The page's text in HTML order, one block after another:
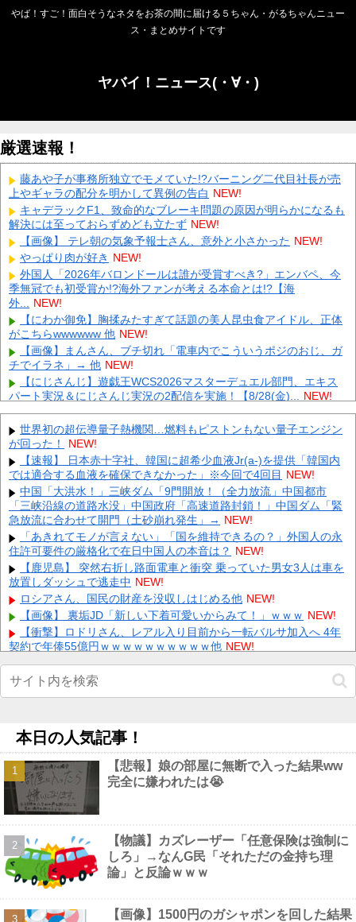
やば！すご！面白そうなネタをお茶の間に届ける５ちゃん・がるちゃんニュー
ス・まとめサイトです
ヤバイ！ニュース(・∀・)
厳選速報！
藤あや子が事務所独立でモメていた!?バーニング二代目社長が売
上やギャラの配分を明かして異例の告白 NEW!
キャデラックF1、致命的なブレーキ問題の原因が明らかになるも
解決には至っておらずめども立たず NEW!
【画像】 テレ朝の気象予報士さん、意外と小さかった NEW!
やっぱり肉が好き NEW!
外国人「2026年バロンドールは誰が受賞すべき?」エンバペ、今
季無冠でも初受賞か!?海外ファンが考える本命とは!?【海
外... NEW!
【にわか御免】胸揉みたすぎて話題の美人昆虫食アイドル、正体
がこちらwwwwww 他 NEW!
【画像】まんさん、ブチ切れ「電車内でこういうポジのおじ、ガ
チでイラネ」→ 他 NEW!
【にじさんじ】遊戯王WCS2026マスターデュエル部門、エキス
パート実況＆にじさんじ実況の2配信を実施！【8/28(金)... NEW!
PS5/その他「ルーンファクトリー6」発表か？24日20時～最新情
報を告知する20周年記念放送を実施 他 NEW!
昨日のE-楽天のサヨナラエラーｗｗｗｗｗｗｗｗｗｗｗｗ 他
NEW!
左翼市民団体、広島では通用せず「人殺しの汚い足で広島の土を
踏むな！」→広島県民「お前らの方が汚いんじゃ！」「ワシらが広
島... NEW!
会社「君、転勤ね」→ 男性社員「それなら妻のほうが稼ぎいいん
で辞めます」⇒ 結果・・・ NEW!
【ネット騒然】 元ジャンポケ斉藤の妻、夫の求刑7年翌日にイン
スタ更新！その内容がガチでヤバすぎる… NEW!
【悲報】 とにかくヤりたくてブスと付き合ったらｗｗｗｗｗｗｗ
ｗｗｗｗｗｗｗｗ NEW!
【悲報】 マイナ保険証のクソぶり、バレるｗｗｗｗｗｗｗｗｗ
NEW!
Powered by livedoor 相互RSS
世界初の超伝導量子熱機関…燃料もピストンもない量子エンジン
が回った！
NEW!
【速報】 日本赤十字社、韓国に超希少血液Jr(a-)を提供「韓国内
では適合する血液を確保できなかった」※今回で4回目 NEW!
中国「大洪水！」三峡ダム「9門開放！（全力放流」中国都市
「三峡沿線の道路水没」中国政府「高速道路封鎖！」中国ダム「緊
急放流に合わせて開門（土砂崩れ発生」→ NEW!
「あきれてモノが言えない」「国を維持できるの？」外国人の永
住許可要件の厳格化で在日中国人の本音は？ NEW!
【鹿児島】 突然右折し路面電車と衝突 乗っていた男女3人は車を
放置しダッシュで逃走中 NEW!
ロシアさん、国民の財産を没収しはじめる他 NEW!
【画像】 裏垢JD「新しい下着可愛いからみて！」ｗｗｗ NEW!
【衝撃】ロドリさん、レアル入り目前から一転バルサ加入へ 4年
契約で年俸55億円ｗｗｗｗｗｗｗｗｗｗ他 NEW!
【動画】 姫路のイベントで胸チラ NEW!
妻と一緒に中学の卒アルを見ていた夫さん、妻にとんでもない秘
密をバレて震える・・・他 NEW!
「私は入りません、 事故起こさなきゃいい」と保険加入を勧めら
れた推し活民が反発、保険代が勿体無いし事故起こしたとして……
他 NEW!
【COBRA】ストームコレクティブルズ「コブラ スペシャルエデ
ィション」アクションフィギュア【予約開始】他
【悲報】 佳子さま、あやうく「おパンツ」がお見えになってしま
うｗｗｗｗｗ
【画像】 加藤綾子アナ、無防備パ○チラ撮られちゃう NEW!
本日の人気記事！
【悲報】娘の部屋に無断で入った結果ww
完全に嫌われたは😭
【物議】カズレーザー「任意保険は強制に
しろ」→なんG民「それただの金持ち理
論」と反論ｗｗｗ
【画像】1500円のガシャポンを回した結果